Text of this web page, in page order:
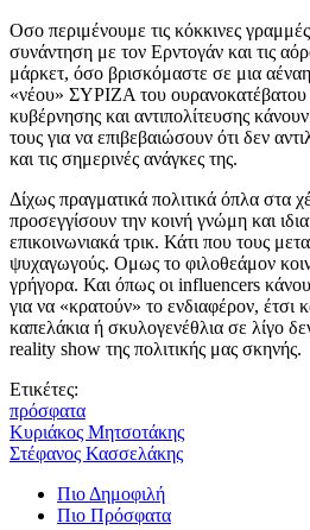
Οσο περιμένουμε τις κόκκινες
συνάντηση με τον Ερντογάν και τις
μάρκετ, όσο βρισκόμαστε σε μια
«νέου» ΣΥΡΙΖΑ του
κυβέρνησης και αντιπολίτευσης
τους για να επιβεβαιώσουν ότι δεν
και τις σημερινές ανάγκες της.
Δίχως πραγματικά πολιτικά όπλα στα
προσεγγίσουν την κοινή γνώμη και
επικοινωνιακά τρικ. Κάτι που τους
ψυχαγωγούς. Ομως το φιλοθεάμον
γρήγορα. Και όπως οι influencers
για να «κρατούν» το ενδιαφέρον, έτσι
καπελάκια ή σκυλογενέθλια σε λίγο
reality show της πολιτικής μας σκηνής.
Ετικέτες:
πρόσφατα
Κυριάκος Μητσοτάκης
Στέφανος Κασσελάκης
Πιο Δημοφιλή
Πιο Πρόσφατα